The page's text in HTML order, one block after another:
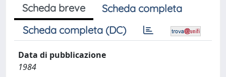
Scheda breve
Scheda completa
Scheda completa (DC)
Data di pubblicazione
1984